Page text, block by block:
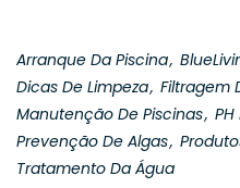
Arranque Da Piscina
Dicas De Limpeza Filtragem
Manutenção De Piscinas
Prevenção De Algas
Tratamento Da Água